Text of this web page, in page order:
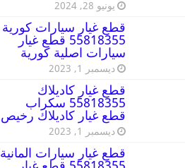
يونيو 28, 2024
قطع غيار سيارات كورية
55818355 قطع غيار
سيارات اصلية كورية
ديسمبر 1, 2023
قطع غيار كاديلاك
55818355 سكراب
قطع غيار كاديلاك رخيص
ديسمبر 1, 2023
قطع غيار سيارات المانية